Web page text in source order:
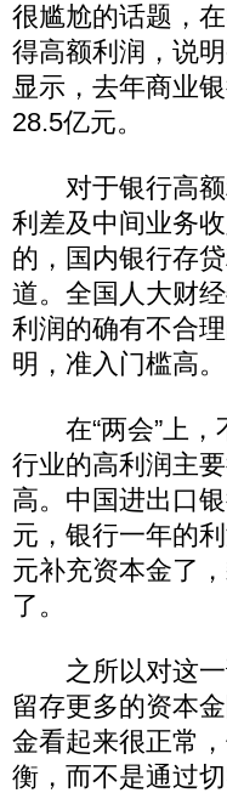
很尴尬的话题，
得高额利润，说
显示，去年商业
28.5亿元。
对于银行高额
利差及中间业务
的，国内银行存
道。全国人大财
利润的确有不合
明，准入门槛高。
在“两会”上，
行业的高利润主
高。中国进出口
元，银行一年的
元补充资本金了
了。
之所以对这一
留存更多的资本
金看起来很正常
衡，而不是通过